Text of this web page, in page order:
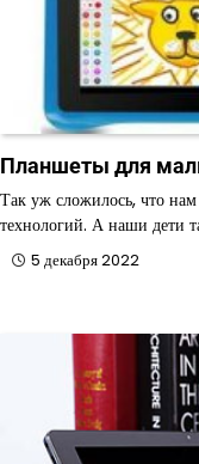
Планшеты для
Так уж сложилось, что
технологий. А наши дети
5 декабря 2022